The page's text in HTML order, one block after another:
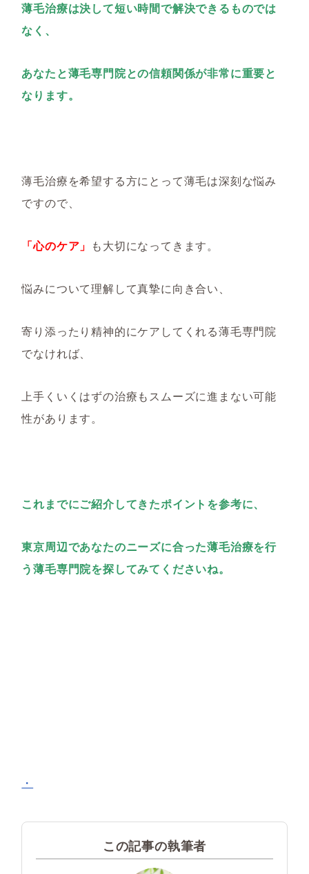
薄毛治療は決して短い時間で解決できるものでは
なく、
あなたと薄毛専門院との信頼関係が非常に重要と
なります。
薄毛治療を希望する方にとって薄毛は深刻な悩み
ですので、
「心のケア」 も大切になってきます。
悩みについて理解して真摯に向き合い、
寄り添ったり精神的にケアしてくれる薄毛専門院
でなければ、
上手くいくはずの治療もスムーズに進まない可能
性があります。
これまでにご紹介してきたポイントを参考に、
東京周辺であなたのニーズに合った薄毛治療を行
う薄毛専門院を探してみてくださいね。
・
この記事の執筆者